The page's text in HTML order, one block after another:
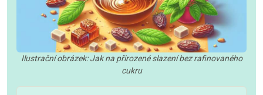
Ilustrační obrázek: Jak na přirozené slazení bez rafinovaného
cukru